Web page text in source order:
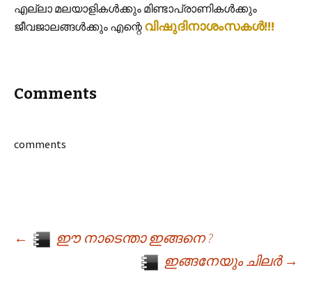
എല്ലാ മലയാളികൾക്കും മിണ്ടാപ്രാണികൾക്കും
ജീവജാലങ്ങൾക്കും എന്റെ വിഷുദിനാശംസകൾ!!!
Comments
comments
Post navigation
←
ഈ നാടെന്താ ഇങ്ങനെ ?
ഇങ്ങനേയും ചിലർ →